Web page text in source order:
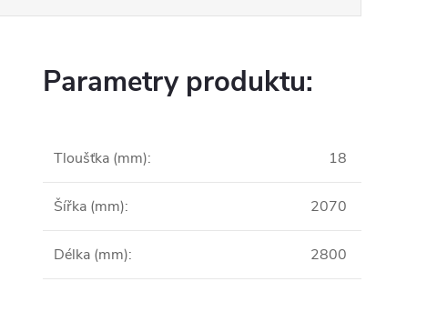
Parametry produktu:
Tloušťka (mm): 18
Šířka (mm): 2070
Délka (mm): 2800